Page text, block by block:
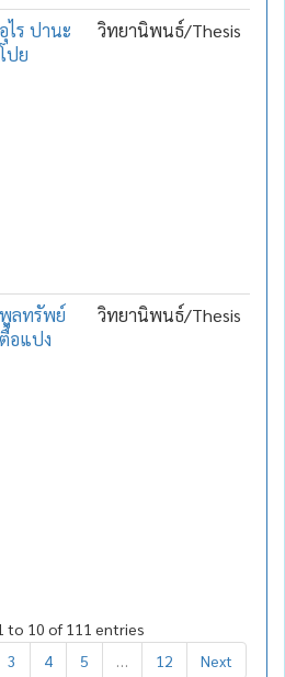
อุไร ปานะ
โปย
วิทยานิพนธ์/Thesis
พูลทรัพย์
ตื้อแปง
วิทยานิพนธ์/Thesis
to 10 of 111 entries
3 4 5 12 Next